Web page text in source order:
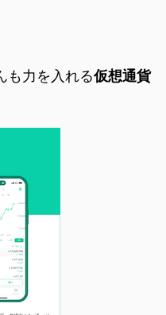
も力を入れる仮想通貨